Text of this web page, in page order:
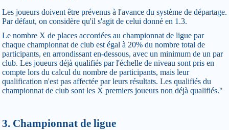
Les joueurs doivent être prévenus à l'avance du système de départage.
Par défaut, on considère qu'il s'agit de celui donné en 1.3.
Le nombre X de places accordées au championnat de ligue par
chaque championnat de club est égal à 20% du nombre total de
participants, en arrondissant en-dessous, avec un minimum de un par
club. Les joueurs déjà qualifiés par l'échelle de niveau sont pris en
compte lors du calcul du nombre de participants, mais leur
qualification n'est pas affectée par leurs résultats. Les qualifiés du
championnat de club sont les X premiers joueurs non déjà qualifiés."
3. Championnat de ligue